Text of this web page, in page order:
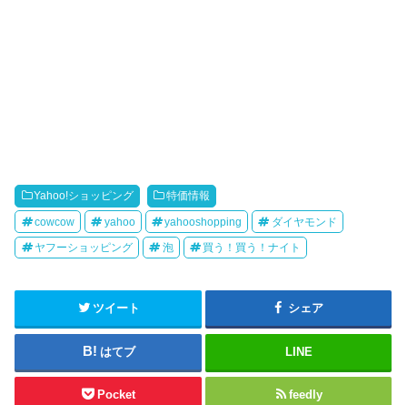
Yahoo!ショッピング 特価情報
cowcow yahoo yahooshopping ダイヤモンド
ヤフーショッピング 泡 買う！買う！ナイト
ツイート シェア
はてブ LINE
Pocket feedly